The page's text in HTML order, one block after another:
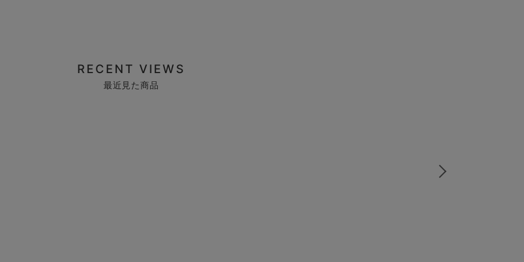
RECENT VIEWS
最近見た商品